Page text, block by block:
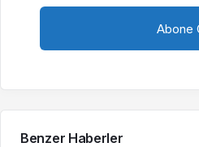
Benzer Haberler